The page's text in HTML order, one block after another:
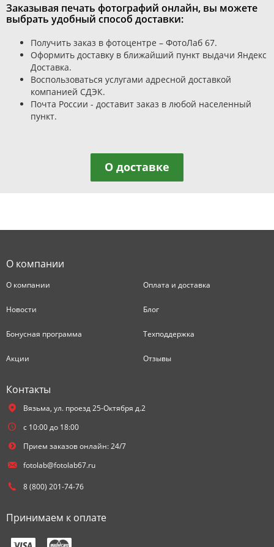
Заказывая печать фотографий онлайн, вы можете
выбрать удобный способ доставки:
Получить заказ в фотоцентре – ФотоЛаб 67.
Оформить доставку в ближайший пункт выдачи Яндекс
Доставка.
Воспользоваться услугами адресной доставкой
компанией СДЭК.
Почта России - доставит заказ в любой населенный
пункт.
О доставке
О компании
О компании Оплата и доставка
Новости Блог
Бонусная программа Техподдержка
Акции Отзывы
Контакты
Вязьма, ул. проезд 25-Октября д.2
с 10:00 до 18:00
Прием заказов онлайн: 24/7
fotolab@fotolab67.ru
8 (800) 201-74-76
Принимаем к оплате